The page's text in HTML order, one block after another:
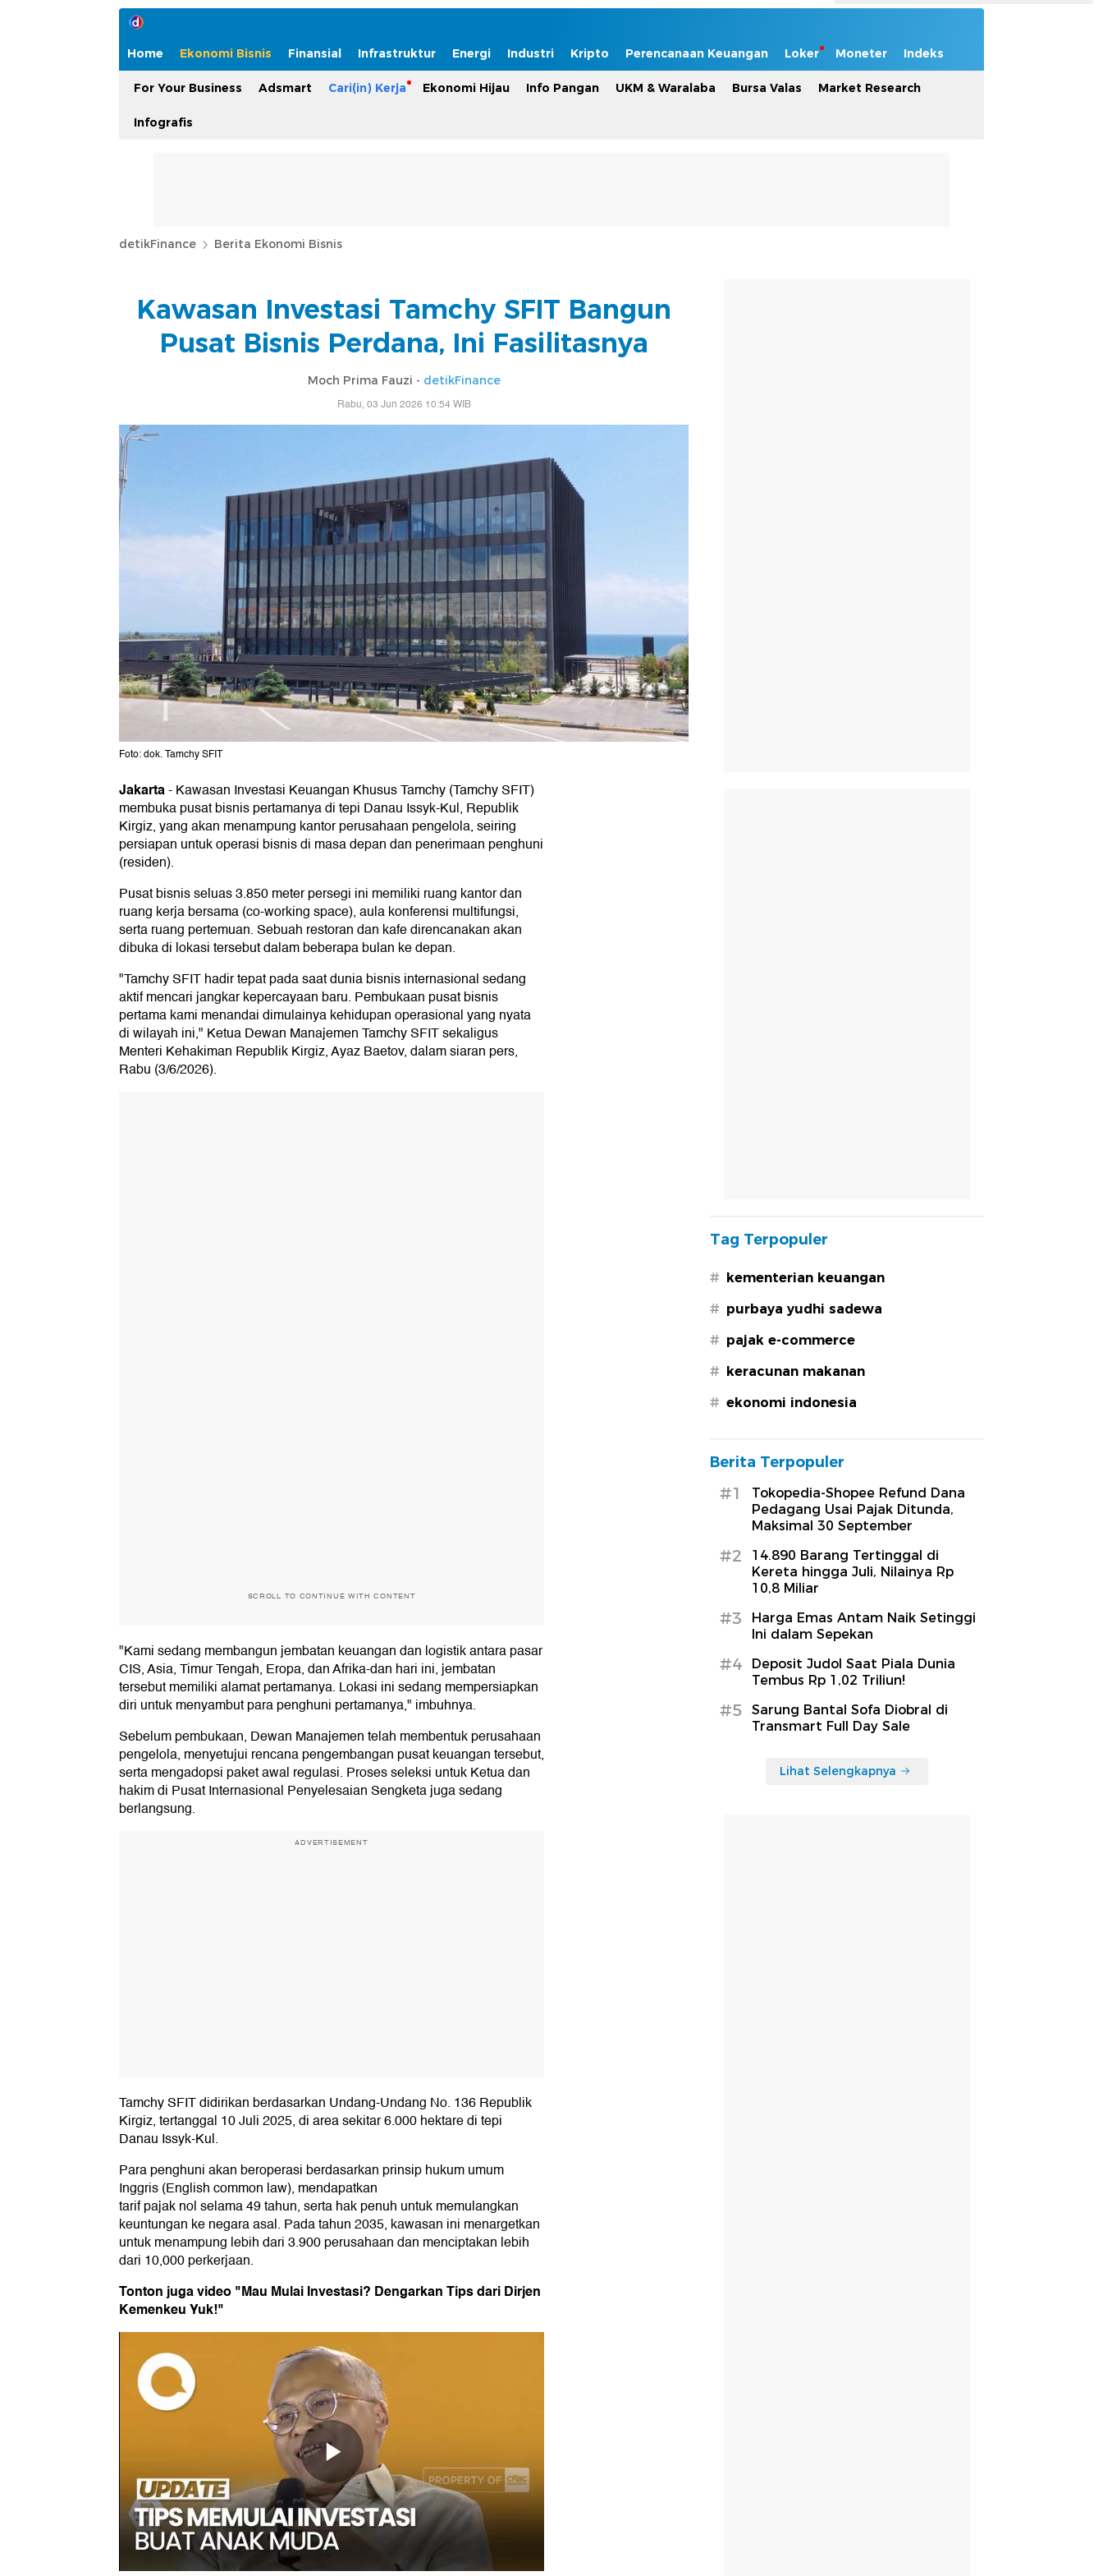
Home Ekonomi Bisnis Finansial Infrastruktur Energi Industri Kripto Perencanaan Keuangan Loker Moneter Indeks
For Your Business Adsmart Cari(in) Kerja Ekonomi Hijau Info Pangan UKM & Waralaba Bursa Valas Market Research
Infografis
detikFinance Berita Ekonomi Bisnis
Kawasan Investasi Tamchy SFIT Bangun
Pusat Bisnis Perdana, Ini Fasilitasnya
Moch Prima Fauzi - detikFinance
Rabu, 03 Jun 2026 10:54 WIB
Foto: dok. Tamchy SFIT
Jakarta-Kawasan Investasi Keuangan Khusus Tamchy (Tamchy SFIT)
membuka pusat bisnis pertamanya di tepi Danau Issyk-Kul, Republik
Kirgiz, yang akan menampung kantor perusahaan pengelola, seiring
persiapan untuk operasi bisnis di masa depan dan penerimaan penghuni
(residen).
Pusat bisnis seluas 3.850 meter persegi ini memiliki ruang kantor dan
ruang kerja bersama (co-working space), aula konferensi multifungsi,
serta ruang pertemuan. Sebuah restoran dan kafe direncanakan akan
dibuka di lokasi tersebut dalam beberapa bulan ke depan.
"Tamchy SFIT hadir tepat pada saat dunia bisnis internasional sedang
aktif mencari jangkar kepercayaan baru. Pembukaan pusat bisnis
pertama kami menandai dimulainya kehidupan operasional yang nyata
di wilayah ini," Ketua Dewan Manajemen Tamchy SFIT sekaligus
Menteri Kehakiman Republik Kirgiz, Ayaz Baetov, dalam siaran pers,
Rabu (3/6/2026).
SCROLL TO CONTINUE WITH CONTENT
"Kami sedang membangun jembatan keuangan dan logistik antara pasar
CIS, Asia, Timur Tengah, Eropa, dan Afrika-dan hari ini, jembatan
tersebut memiliki alamat pertamanya. Lokasi ini sedang mempersiapkan
diri untuk menyambut para penghuni pertamanya," imbuhnya.
Sebelum pembukaan, Dewan Manajemen telah membentuk perusahaan
pengelola, menyetujui rencana pengembangan pusat keuangan tersebut,
serta mengadopsi paket awal regulasi. Proses seleksi untuk Ketua dan
hakim di Pusat Internasional Penyelesaian Sengketa juga sedang
berlangsung.
ADVERTISEMENT
Tamchy SFIT didirikan berdasarkan Undang-Undang No. 136 Republik
Kirgiz, tertanggal 10 Juli 2025, di area sekitar 6.000 hektare di tepi
Danau Issyk-Kul.
Para penghuni akan beroperasi berdasarkan prinsip hukum umum
Inggris (English common law), mendapatkan
tarif pajak nol selama 49 tahun, serta hak penuh untuk memulangkan
keuntungan ke negara asal. Pada tahun 2035, kawasan ini menargetkan
untuk menampung lebih dari 3.900 perusahaan dan menciptakan lebih
dari 10,000 perkerjaan.
Tonton juga video "Mau Mulai Investasi? Dengarkan Tips dari Dirjen
Kemenkeu Yuk!"
Tag Terpopuler
# kementerian keuangan
# purbaya yudhi sadewa
# pajak e-commerce
# keracunan makanan
# ekonomi indonesia
Berita Terpopuler
#1
Tokopedia-Shopee Refund Dana
Pedagang Usai Pajak Ditunda,
Maksimal 30 September
#2
14.890 Barang Tertinggal di
Kereta hingga Juli, Nilainya Rp
10,8 Miliar
#3
Harga Emas Antam Naik Setinggi
Ini dalam Sepekan
#4
Deposit Judol Saat Piala Dunia
Tembus Rp 1,02 Triliun!
#5
Sarung Bantal Sofa Diobral di
Transmart Full Day Sale
Lihat Selengkapnya